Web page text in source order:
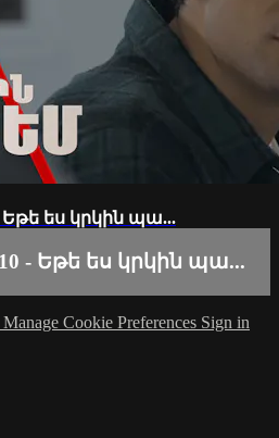
- Եթե ես կրկին պա...
10 - Եթե ես կրկին պա...
Manage Cookie Preferences Sign in